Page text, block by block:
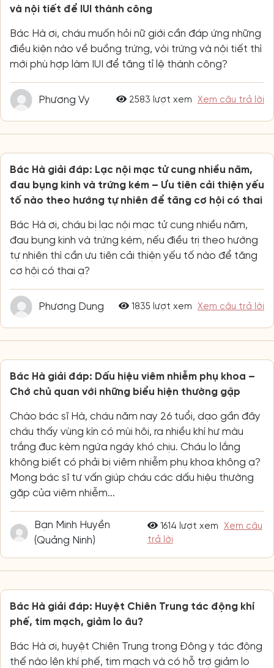
và nội tiết để IUI thành công
Bác Hà ơi, cháu muốn hỏi nữ giới cần đáp ứng những
điều kiện nào về buồng trứng, vòi trứng và nội tiết thì
mới phù hợp làm IUI để tăng tỉ lệ thành công?
Phương Vy 2583 lượt xem Xem câu trả lời
Bác Hà giải đáp: Lạc nội mạc tử cung nhiều năm,
đau bụng kinh và trứng kém – Ưu tiên cải thiện yếu
tố nào theo hướng tự nhiên để tăng cơ hội có thai
Bác Hà ơi, cháu bị lạc nội mạc tử cung nhiều năm,
đau bụng kinh và trứng kém, nếu điều trị theo hướng
tự nhiên thì cần ưu tiên cải thiện yếu tố nào để tăng
cơ hội có thai ạ?
Phương Dung 1835 lượt xem Xem câu trả lời
Bác Hà giải đáp: Dấu hiệu viêm nhiễm phụ khoa –
Chớ chủ quan với những biểu hiện thường gặp
Chào bác sĩ Hà, cháu năm nay 26 tuổi, dạo gần đây
cháu thấy vùng kín có mùi hôi, ra nhiều khí hư màu
trắng đục kèm ngứa ngáy khó chịu. Cháu lo lắng
không biết có phải bị viêm nhiễm phụ khoa không ạ?
Mong bác sĩ tư vấn giúp cháu các dấu hiệu thường
gặp của viêm nhiễm...
Bạn Minh Huyền
(Quảng Ninh)
1614 lượt xem
Xem câu
trả lời
Bác Hà giải đáp: Huyệt Chiên Trung tác động khí
phế, tim mạch, giảm lo âu?
Bác Hà ơi, huyệt Chiên Trung trong Đông y tác động
thế nào lên khí phế, tim mạch và có hỗ trợ giảm lo